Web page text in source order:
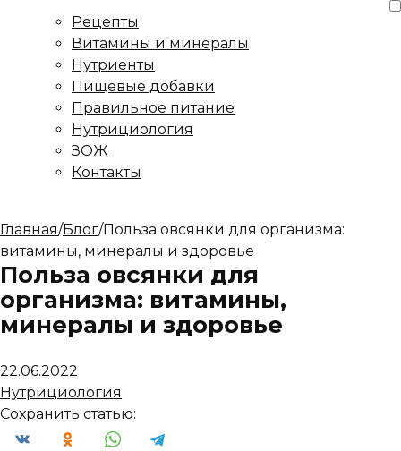
Рецепты
Витамины и минералы
Нутриенты
Пищевые добавки
Правильное питание
Нутрициология
ЗОЖ
Контакты
Главная/Блог/Польза овсянки для организма:
витамины, минералы и здоровье
Польза овсянки для
организма: витамины,
минералы и здоровье
22.06.2022
Нутрициология
Сохранить статью: